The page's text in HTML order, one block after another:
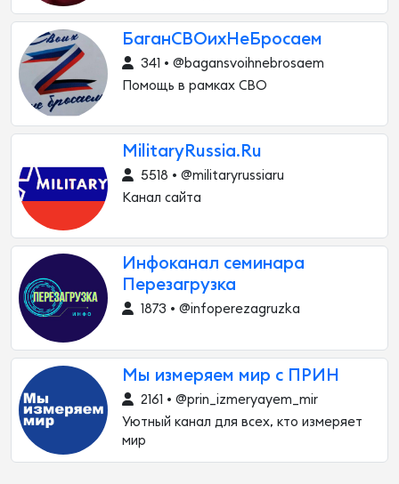
БаганСВОихНеБросаем
341 • @bagansvoihnebrosaem
Помощь в рамках СВО
MilitaryRussia.Ru
5518 • @militaryrussiaru
Канал сайта
Инфоканал семинара
Перезагрузка
1873 • @infoperezagruzka
Мы измеряем мир с ПРИН
2161 • @prin_izmeryayem_mir
Уютный канал для всех, кто измеряет
мир